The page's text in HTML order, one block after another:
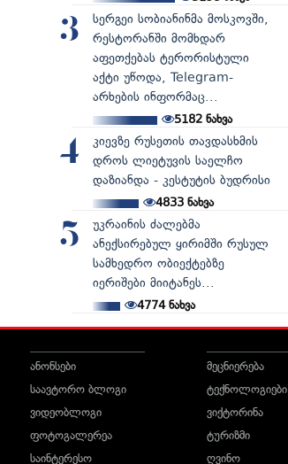
3
სერგეი სობიანინმა მოსკოვში,
რესტორანში მომხდარ
აფეთქებას ტერორისტული
აქტი უწოდა, Telegram-
არხების ინფორმაც...
5182ნახვა
4
კიევზე რუსეთის თავდასხმის
დროს ლიეტუვის საელჩო
დაზიანდა - კესტუტის ბუდრისი
4833ნახვა
5
უკრაინის ძალებმა
ანექსირებულ ყირიმში რუსულ
სამხედრო ობიექტებზე
იერიშები მიიტანეს...
4774ნახვა
ანონსები
საავტორო ბლოგი
ვიდეობლოგი
ფოტოგალერეა
საინტერესო
მეცნიერება
ტექნოლოგიები
ვიქტორინა
ტურიზმი
ღვინო